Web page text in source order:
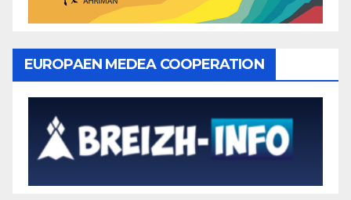
EUROPAEN MEDEA COOPERATION